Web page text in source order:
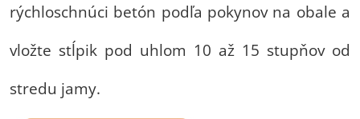
rýchloschnúci betón podľa pokynov na obale a
vložte stĺpik pod uhlom 10 až 15 stupňov od
stredu jamy.